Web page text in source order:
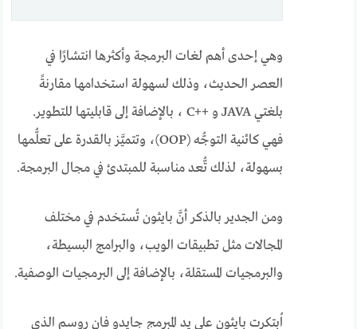
وهي إحدى أهم لغات البرمجة وأكثرها انتشارًا في
العصر الحديث، وذلك لسهولة استخدامها مقارنةً
بلغتي JAVA و ++C ، بالإضافة إلى قابليتها للتطوير.
فهي كائنية التوجُّه (OOP)، وتتميَّز بالقدرة على تعلُّمها
بسهولة، لذلك تُّعد مناسبة للمبتدئ في مجال البرمجة.
ومن الجدير بالذكر أنَّ بايثون تُستخدم في مختلف
المجالات مثل تطبيقات الويب، والبرامج البسيطة،
والبرمجيات المستقلة، بالإضافة إلى البرمجيات الوصفية.
اُبتكرت بايثون على يد المبرمج جايدو فان روسم الذي